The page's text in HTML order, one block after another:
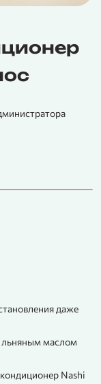
даже
льняным маслом
Nashi